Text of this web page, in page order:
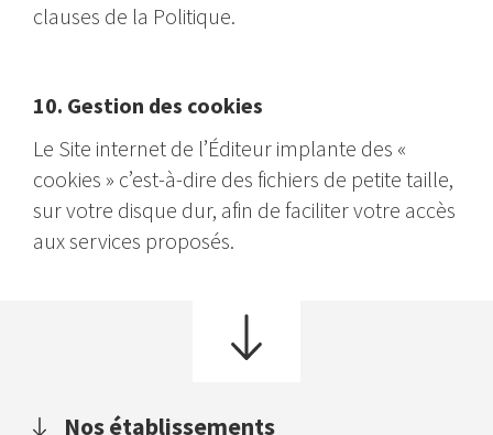
clauses de la Politique.
10. Gestion des cookies
Le Site internet de l’Éditeur implante des «
cookies » c’est-à-dire des fichiers de petite taille,
sur votre disque dur, afin de faciliter votre accès
aux services proposés.
Nos établissements